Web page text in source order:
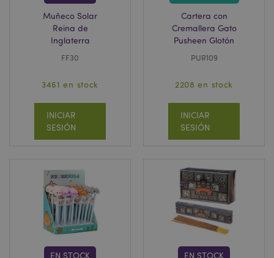
Muñeco Solar
Reina de
Inglaterra
FF30
3461 en stock
INICIAR
SESIÓN
Cartera con
Cremallera Gato
Pusheen Glotón
PUR109
2208 en stock
INICIAR
SESIÓN
EN STOCK EN STOCK